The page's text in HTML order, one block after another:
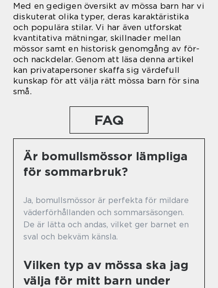
Med en gedigen översikt av mössa barn har vi
diskuterat olika typer, deras karaktäristika
och populära stilar. Vi har även utforskat
kvantitativa mätningar, skillnader mellan
mössor samt en historisk genomgång av för-
och nackdelar. Genom att läsa denna artikel
kan privatapersoner skaffa sig värdefull
kunskap för att välja rätt mössa barn för sina
små.
FAQ
Är bomullsmössor lämpliga
för sommarbruk?
Ja, bomullsmössor är perfekta för mildare
väderförhållanden och sommarsäsongen.
De är lätta och andas, vilket ger barnet en
sval och bekväm känsla.
Vilken typ av mössa ska jag
välja för mitt barn under